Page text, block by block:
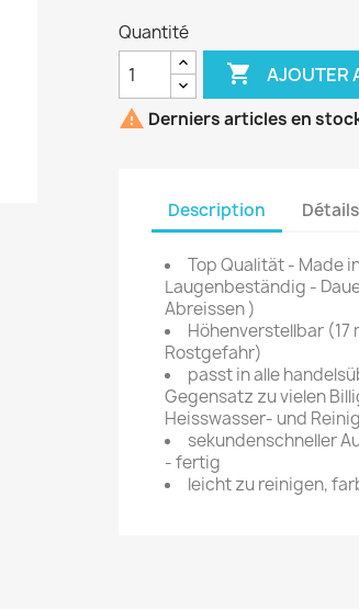
Quantité
 AJOUTER
 Derniers articles en
Description
Top Qualität - Made
Laugenbeständig -
Abreissen )
Höhenverstellbar
Rostgefahr)
passt in alle
Gegensatz zu vielen
Heisswasser- und
sekundenschneller
- fertig
leicht zu reinigen,